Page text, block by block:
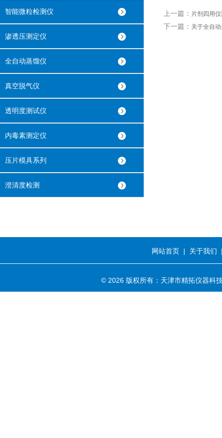
智能微粒检测仪
渗透压测定仪
全自动蒸馏仪
真空脱气仪
透明度测试仪
内毒素测定仪
压片模具系列
澄清度检测
上一篇： 片剂四用
下一篇： 关于全自
网站首页 | 关于我们
© 2026 版权所有：天津市精拓仪器科